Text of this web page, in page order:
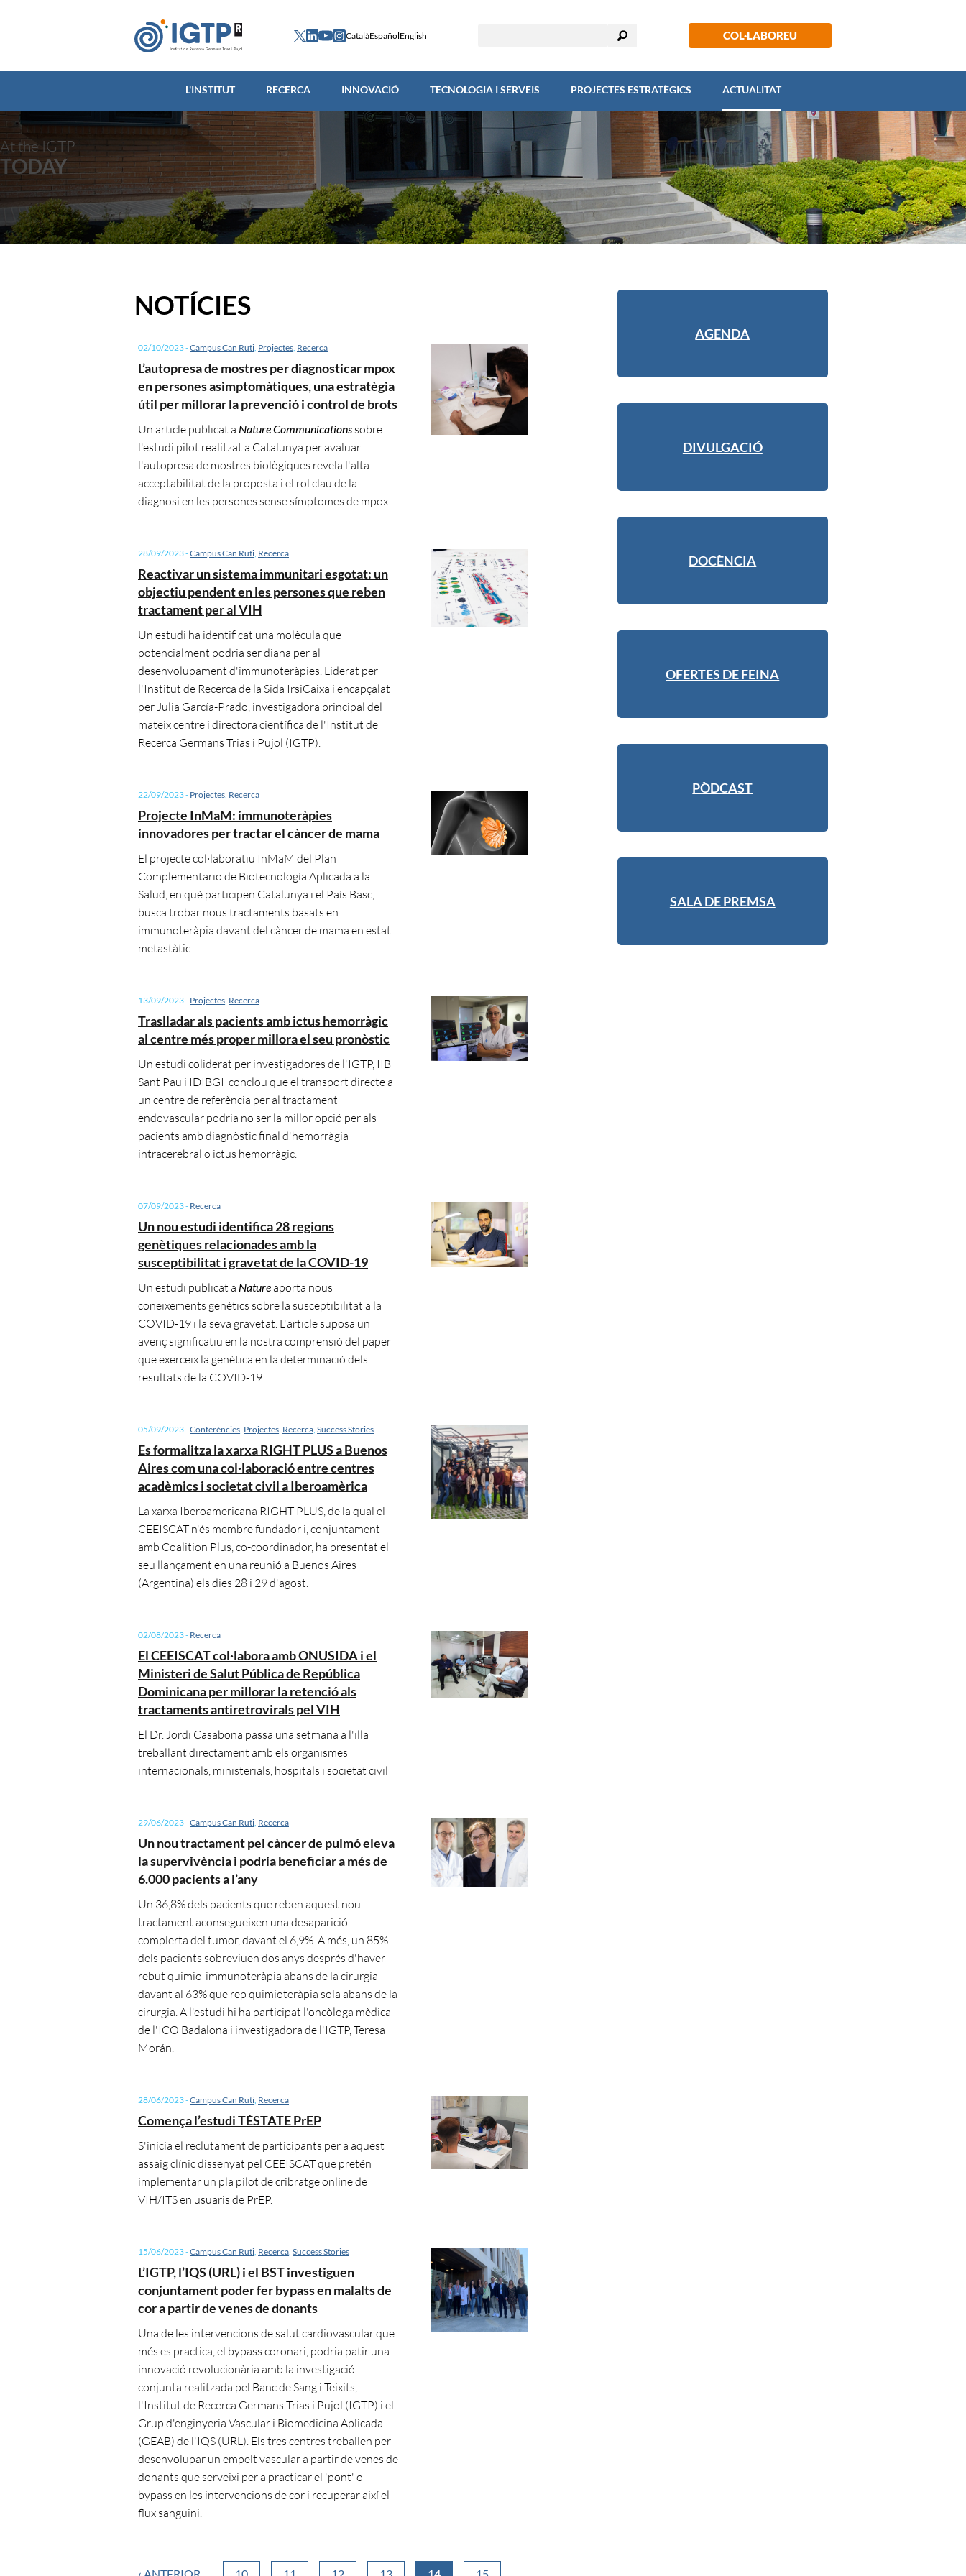
CatalàEspañolEnglish COL·LABOREU
L'INSTITUT RECERCA INNOVACIÓ TECNOLOGIA I SERVEIS PROJECTES ESTRATÈGICS ACTUALITAT
At the IGTP
TODAY
NOTÍCIES
02/10/2023-Campus Can Ruti, Projectes, Recerca
L’autopresa de mostres per diagnosticar mpox
en persones asimptomàtiques, una estratègia
útil per millorar la prevenció i control de brots
Un article publicat a Nature Communications sobre
l'estudi pilot realitzat a Catalunya per avaluar
l'autopresa de mostres biològiques revela l'alta
acceptabilitat de la proposta i el rol clau de la
diagnosi en les persones sense símptomes de mpox.
28/09/2023-Campus Can Ruti, Recerca
Reactivar un sistema immunitari esgotat: un
objectiu pendent en les persones que reben
tractament per al VIH
Un estudi ha identificat una molècula que
potencialment podria ser diana per al
desenvolupament d'immunoteràpies. Liderat per
l'Institut de Recerca de la Sida IrsiCaixa i encapçalat
per Julia García-Prado, investigadora principal del
mateix centre i directora científica de l'Institut de
Recerca Germans Trias i Pujol (IGTP).
22/09/2023- Projectes, Recerca
Projecte InMaM: immunoteràpies
innovadores per tractar el càncer de mama
El projecte col·laboratiu InMaM del Plan
Complementario de Biotecnología Aplicada a la
Salud, en què participen Catalunya i el País Basc,
busca trobar nous tractaments basats en
immunoteràpia davant del càncer de mama en estat
metastàtic.
13/09/2023- Projectes, Recerca
Traslladar als pacients amb ictus hemorràgic
al centre més proper millora el seu pronòstic
Un estudi coliderat per investigadores de l'IGTP, IIB
Sant Pau i IDIBGI conclou que el transport directe a
un centre de referència per al tractament
endovascular podria no ser la millor opció per als
pacients amb diagnòstic final d'hemorràgia
intracerebral o ictus hemorràgic.
07/09/2023- Recerca
Un nou estudi identifica 28 regions
genètiques relacionades amb la
susceptibilitat i gravetat de la COVID-19
Un estudi publicat a Natureaporta nous
coneixements genètics sobre la susceptibilitat a la
COVID-19 i la seva gravetat. L'article suposa un
avenç significatiu en la nostra comprensió del paper
que exerceix la genètica en la determinació dels
resultats de la COVID-19.
05/09/2023-Conferències, Projectes, Recerca, Success Stories
Es formalitza la xarxa RIGHT PLUS a Buenos
Aires com una col·laboració entre centres
acadèmics i societat civil a Iberoamèrica
La xarxa Iberoamericana RIGHT PLUS, de la qual el
CEEISCAT n'és membre fundador i, conjuntament
amb Coalition Plus, co-coordinador, ha presentat el
seu llançament en una reunió a Buenos Aires
(Argentina) els dies 28 i 29 d'agost.
02/08/2023- Recerca
El CEEISCAT col·labora amb ONUSIDA i el
Ministeri de Salut Pública de República
Dominicana per millorar la retenció als
tractaments antiretrovirals pel VIH
El Dr. Jordi Casabona passa una setmana a l'illa
treballant directament amb els organismes
internacionals, ministerials, hospitals i societat civil
29/06/2023-Campus Can Ruti, Recerca
Un nou tractament pel càncer de pulmó eleva
la supervivència i podria beneficiar a més de
6.000 pacients a l’any
Un 36,8% dels pacients que reben aquest nou
tractament aconsegueixen una desaparició
complerta del tumor, davant el 6,9%. A més, un 85%
dels pacients sobreviuen dos anys després d'haver
rebut quimio-immunoteràpia abans de la cirurgia
davant al 63% que rep quimioteràpia sola abans de la
cirurgia. A l'estudi hi ha participat l'oncòloga mèdica
de l'ICO Badalona i investigadora de l'IGTP, Teresa
Morán.
28/06/2023-Campus Can Ruti, Recerca
Comença l’estudi TÉSTATE PrEP
S'inicia el reclutament de participants per a aquest
assaig clínic dissenyat pel CEEISCAT que pretén
implementar un pla pilot de cribratge online de
VIH/ITS en usuaris de PrEP.
15/06/2023-Campus Can Ruti, Recerca, Success Stories
L’IGTP, l’IQS (URL) i el BST investiguen
conjuntament poder fer bypass en malalts de
cor a partir de venes de donants
Una de les intervencions de salut cardiovascular que
més es practica, el bypass coronari, podria patir una
innovació revolucionària amb la investigació
conjunta realitzada pel Banc de Sang i Teixits,
l'Institut de Recerca Germans Trias i Pujol (IGTP) i el
Grup d'enginyeria Vascular i Biomedicina Aplicada
(GEAB) de l'IQS (URL). Els tres centres treballen per
desenvolupar un empelt vascular a partir de venes de
donants que serveixi per a practicar el 'pont' o
bypass en les intervencions de cor i recuperar així el
flux sanguini.
AGENDA
DIVULGACIÓ
DOCÈNCIA
OFERTES DE FEINA
PÒDCAST
SALA DE PREMSA